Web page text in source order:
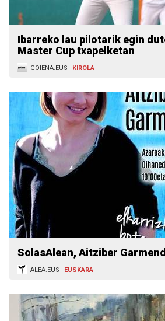
Ibarreko lau pilotarik egin
Master Cup txapelketan
GOIENA.EUS KIROLA
SolasAlean, Aitziber
ALEA.EUS EUSKARA